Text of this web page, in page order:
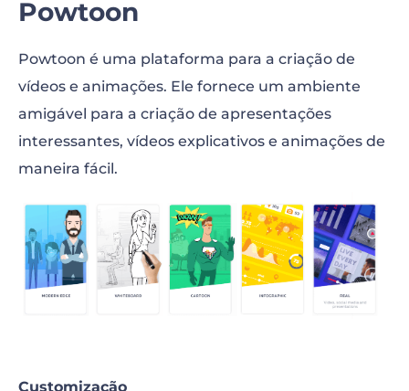
Powtoon
Powtoon é uma plataforma para a criação de
vídeos e animações. Ele fornece um ambiente
amigável para a criação de apresentações
interessantes, vídeos explicativos e animações de
maneira fácil.
Customização